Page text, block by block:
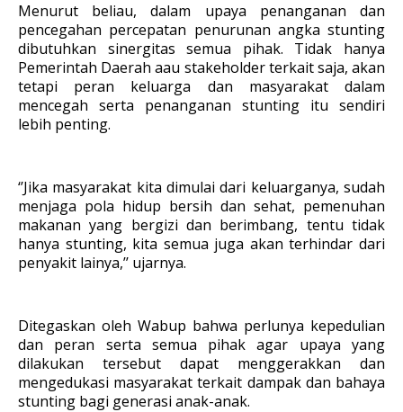
Menurut beliau, dalam upaya penanganan dan
pencegahan percepatan penurunan angka stunting
dibutuhkan sinergitas semua pihak. Tidak hanya
Pemerintah Daerah aau stakeholder terkait saja, akan
tetapi peran keluarga dan masyarakat dalam
mencegah serta penanganan stunting itu sendiri
lebih penting.
‘’Jika masyarakat kita dimulai dari keluarganya, sudah
menjaga pola hidup bersih dan sehat, pemenuhan
makanan yang bergizi dan berimbang, tentu tidak
hanya stunting, kita semua juga akan terhindar dari
penyakit lainya,’’ ujarnya.
Ditegaskan oleh Wabup bahwa perlunya kepedulian
dan peran serta semua pihak agar upaya yang
dilakukan tersebut dapat menggerakkan dan
mengedukasi masyarakat terkait dampak dan bahaya
stunting bagi generasi anak-anak.